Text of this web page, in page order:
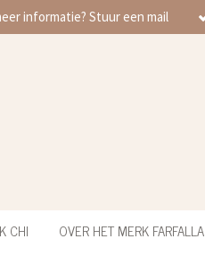
informatie? Stuur een mail
CHI
OVER HET MERK FARFALLA